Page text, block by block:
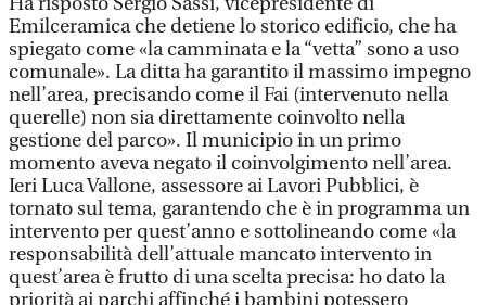
Emilceramica che detiene lo storico edificio, che ha
spiegato come «la camminata e la “vetta” sono a uso
comunale». La ditta ha garantito il massimo impegno
nell’area, precisando come il Fai (intervenuto nella
querelle) non sia direttamente coinvolto nella
gestione del parco». Il municipio in un primo
momento aveva negato il coinvolgimento nell’area.
Ieri Luca Vallone, assessore ai Lavori Pubblici, è
tornato sul tema, garantendo che è in programma un
intervento per quest’anno e sottolineando come «la
responsabilità dell’attuale mancato intervento in
quest’area è frutto di una scelta precisa: ho dato la
priorità ai parchi affinché i bambini potessero